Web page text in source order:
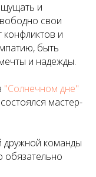
и
свои
и
быть
и надежды.
"Солнечном дне"
мастер-
дружной команды
обязательно